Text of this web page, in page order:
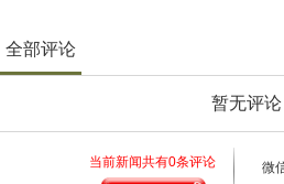
全部评论
暂无评论
当前新闻共有0条评论 微